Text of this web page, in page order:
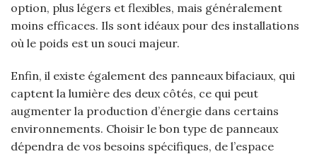
option, plus légers et flexibles, mais généralement
moins efficaces. Ils sont idéaux pour des installations
où le poids est un souci majeur.
Enfin, il existe également des panneaux bifaciaux, qui
captent la lumière des deux côtés, ce qui peut
augmenter la production d’énergie dans certains
environnements. Choisir le bon type de panneaux
dépendra de vos besoins spécifiques, de l’espace